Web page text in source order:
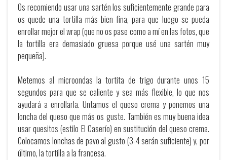
Os recomiendo usar una sartén los suficientemente grande para
os quede una tortilla más bien fina, para que luego se pueda
enrollar mejor el wrap (que no os pase como a mí en las fotos, que
la tortilla era demasiado gruesa porque usé una sartén muy
pequeña).
Metemos al microondas la tortita de trigo durante unos 15
segundos para que se caliente y sea más flexible, lo que nos
ayudará a enrollarla. Untamos el queso crema y ponemos una
loncha del queso que más os guste. También es muy buena idea
usar quesitos (estilo El Caserío) en sustitución del queso crema.
Colocamos lonchas de pavo al gusto (3-4 serán suficiente) y, por
último, la tortilla a la francesa.